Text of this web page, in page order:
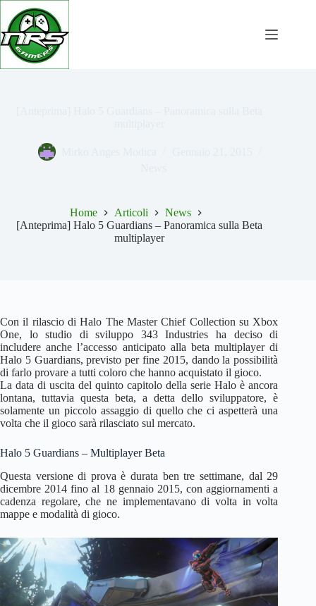
Salta
contenuto
Home Articoli
News
[Anteprima] Halo 5 Guardians – Panoramica sulla Beta
multiplayer
Con il rilascio di Halo The Master Chief Collection su Xbox
One, lo studio di sviluppo 343 Industries ha deciso di
includere anche l’accesso anticipato alla beta multiplayer di
Halo 5 Guardians, previsto per fine 2015, dando la possibilità
di farlo provare a tutti coloro che hanno acquistato il gioco.
La data di uscita del quinto capitolo della serie Halo è ancora
lontana, tuttavia questa beta, a detta dello sviluppatore, è
solamente un piccolo assaggio di quello che ci aspetterà una
volta che il gioco sarà rilasciato sul mercato.
Halo 5 Guardians – Multiplayer Beta
Questa versione di prova è durata ben tre settimane, dal 29
dicembre 2014 fino al 18 gennaio 2015, con aggiornamenti a
cadenza regolare, che ne implementavano di volta in volta
mappe e modalità di gioco.